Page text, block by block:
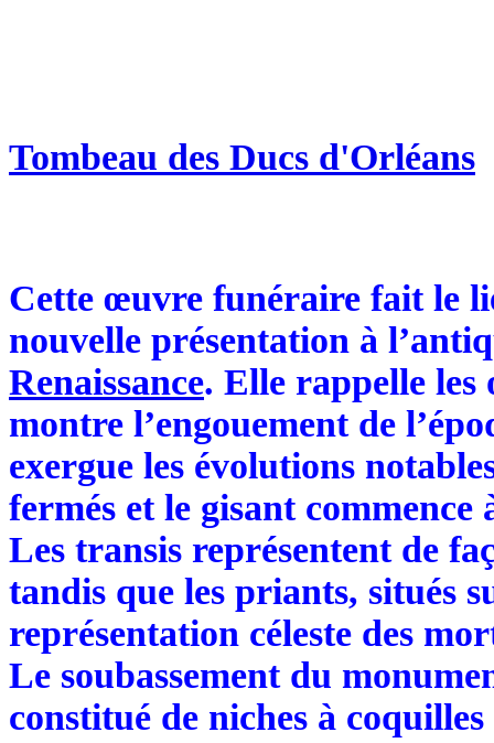
Tombeau des Ducs d'Orléans
Cette œuvre funéraire fait le
nouvelle présentation à
Renaissance. Elle rappelle
montre l’engouement de
exergue les évolutions
fermés et le gisant commence
Les transis représentent de
tandis que les priants, situés
représentation céleste des
Le soubassement du
constitué de niches à